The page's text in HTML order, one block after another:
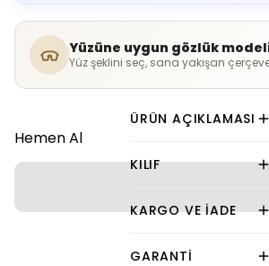
Yüzüne uygun gözlük
Yüz şeklini seç, sana yakışan
Hemen Al
ÜRÜN AÇIKLAMASI
KILIF
KARGO VE İADE
GARANTI